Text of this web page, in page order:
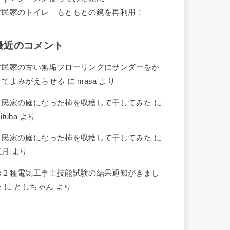
民家のトイレ｜もともとの鏡を再利用！
近のコメント
民家の古い無垢フローリングにサンダーをか
てよみがえらせる に masaより
民家の庭になった柿を収穫して干してみた に
より
民家の庭になった柿を収穫して干してみた に
より
２種電気工事士技能試験の結果通知がきまし
に としちゃん より